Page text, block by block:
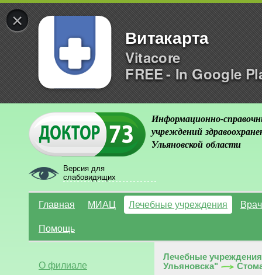
×
Витакарта
Vitacore
FREE - In Google
Версия для
слабовидящих
Информационно-
учреждений
Ульяновской области
Главная МИАЦ Лечебные учреждения
Помощь
О филиале
Лечебные учреждения
Ульяновска"